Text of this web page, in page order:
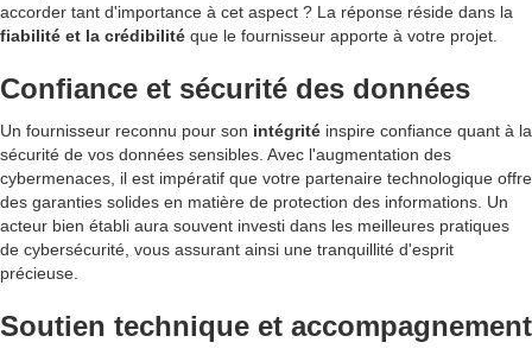
accorder tant d'importance à cet aspect ? La réponse réside dans la
fiabilité et la crédibilité que le fournisseur apporte à votre projet.
Confiance et sécurité des données
Un fournisseur reconnu pour son intégrité inspire confiance quant à la
sécurité de vos données sensibles. Avec l'augmentation des
cybermenaces, il est impératif que votre partenaire technologique offre
des garanties solides en matière de protection des informations. Un
acteur bien établi aura souvent investi dans les meilleures pratiques
de cybersécurité, vous assurant ainsi une tranquillité d'esprit
précieuse.
Soutien technique et accompagnement